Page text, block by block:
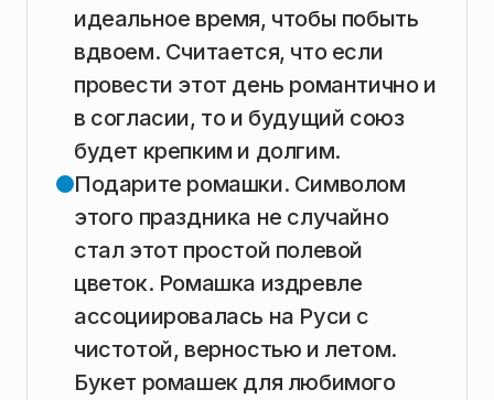
идеальное время, чтобы побыть
вдвоем. Считается, что если
провести этот день романтично и
в согласии, то и будущий союз
будет крепким и долгим.
Подарите ромашки. Символом
этого праздника не случайно
стал этот простой полевой
цветок. Ромашка издревле
ассоциировалась на Руси с
чистотой, верностью и летом.
Букет ромашек для любимого